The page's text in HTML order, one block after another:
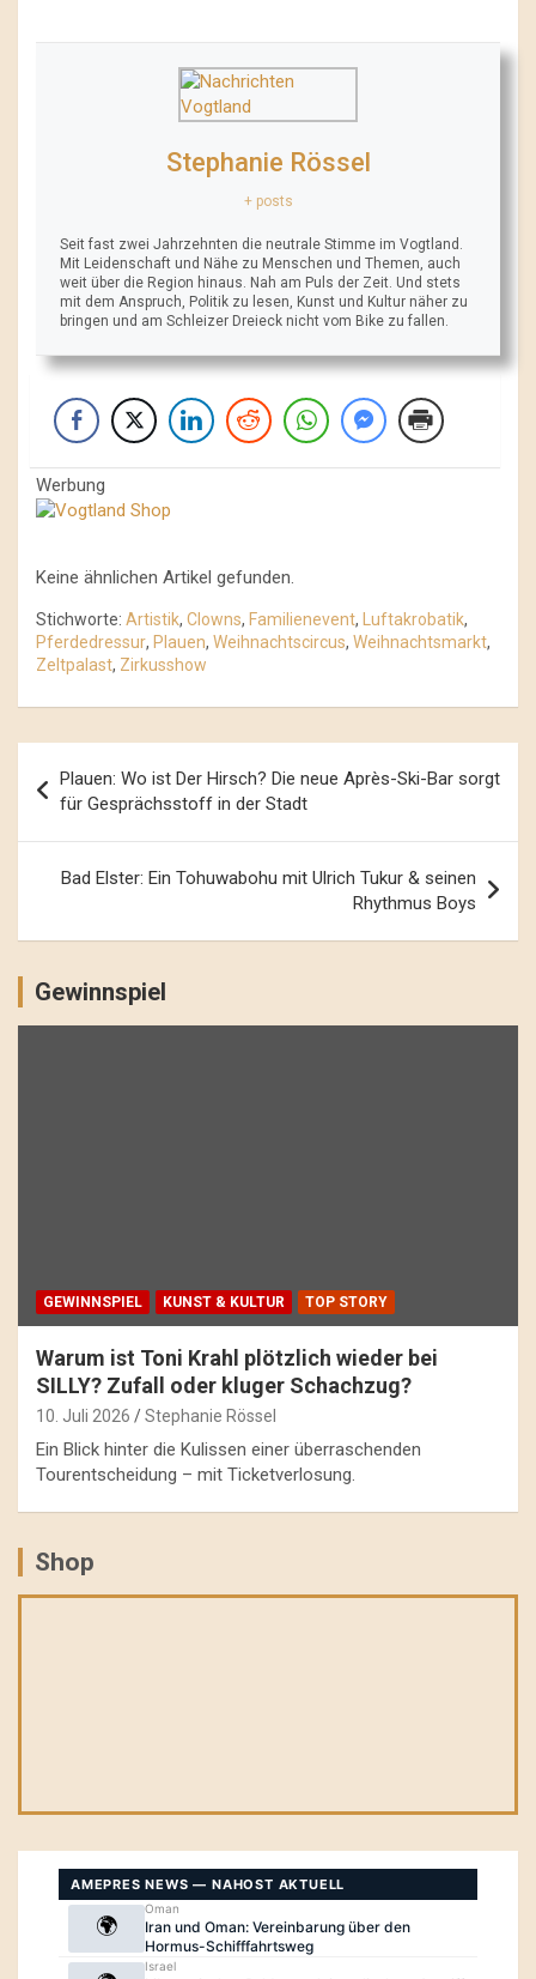
Stephanie Rössel
+ posts
Seit fast zwei Jahrzehnten die neutrale Stimme im Vogtland.
Mit Leidenschaft und Nähe zu Menschen und Themen, auch
weit über die Region hinaus. Nah am Puls der Zeit. Und stets
mit dem Anspruch, Politik zu lesen, Kunst und Kultur näher zu
bringen und am Schleizer Dreieck nicht vom Bike zu fallen.
Werbung
Keine ähnlichen Artikel gefunden.
Stichworte: Artistik, Clowns, Familienevent, Luftakrobatik,
Pferdedressur, Plauen, Weihnachtscircus, Weihnachtsmarkt,
Zeltpalast, Zirkusshow
Navigation
Plauen: Wo ist Der Hirsch? Die neue Après-Ski-Bar sorgt
für Gesprächsstoff in der Stadt
Bad Elster: Ein Tohuwabohu mit Ulrich Tukur & seinen
Rhythmus Boys
Gewinnspiel
GEWINNSPIEL KUNST & KULTUR TOP STORY
Warum ist Toni Krahl plötzlich wieder bei
SILLY? Zufall oder kluger Schachzug?
10. Juli 2026 Stephanie Rössel
Ein Blick hinter die Kulissen einer überraschenden
Tourentscheidung – mit Ticketverlosung.
Shop